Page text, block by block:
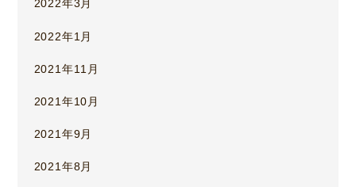
2022年3月
2022年1月
2021年11月
2021年10月
2021年9月
2021年8月